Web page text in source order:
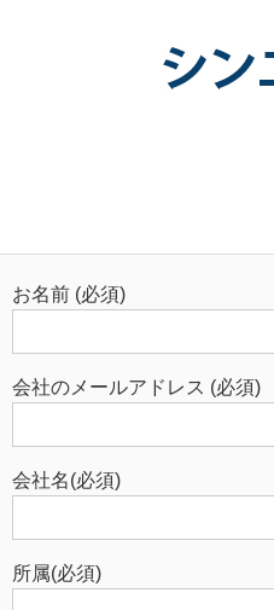
お名前 (必須)
会社のメールアドレス (必須)
会社名(必須)
所属(必須)